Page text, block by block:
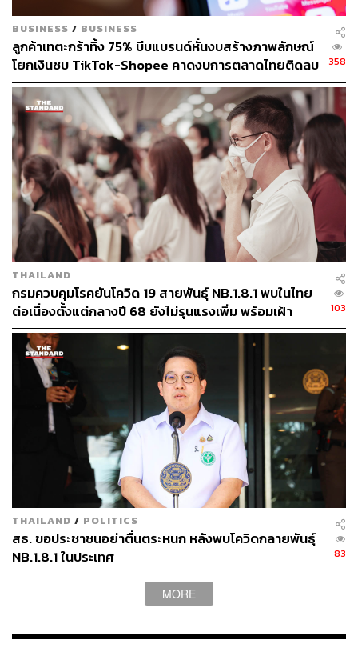
BUSINESS / BUSINESS
ลูกค้าเทตะกร้าทิ้ง 75% บีบแบรนด์หั่นงบสร้างภาพลักษณ์
โยกเงินซบ TikTok-Shopee คาดงบการตลาดไทยติดลบ
ครั้งแรกในรอบ 14 ปี
358
THAILAND
กรมควบคุมโรคยันโควิด 19 สายพันธุ์ NB.1.8.1 พบในไทย
ต่อเนื่องตั้งแต่กลางปี 68 ยังไม่รุนแรงเพิ่ม พร้อมเฝ้า
ระวัง-ติดตามใกล้ชิด
103
THAILAND / POLITICS
สธ. ขอประชาชนอย่าตื่นตระหนก หลังพบโควิดกลายพันธุ์
NB.1.8.1 ในประเทศ
83
MORE